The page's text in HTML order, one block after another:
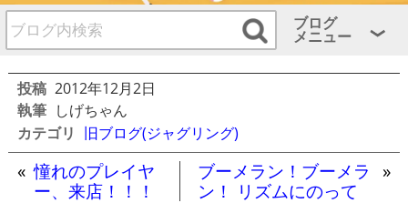
ブログ
メニュー
投稿 2012年12月2日
執筆 しげちゃん
カテゴリ 旧ブログ(ジャグリング)
« 憧れのプレイヤ
ー、来店！！！
ブーメラン！ブーメラ
ン！ リズムにのって
»